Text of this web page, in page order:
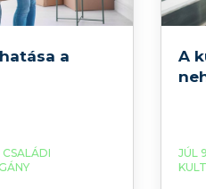
a
CSALÁDI
A
JÚL